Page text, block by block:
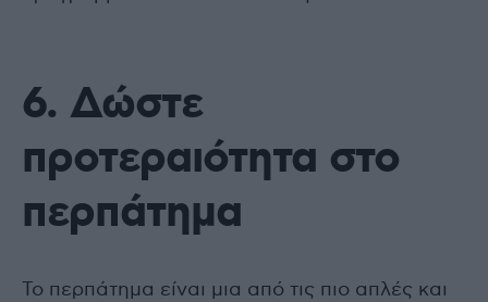
6. Δώστε
προτεραιότητα στο
περπάτημα
Το περπάτημα είναι μια από τις πιο απλές και